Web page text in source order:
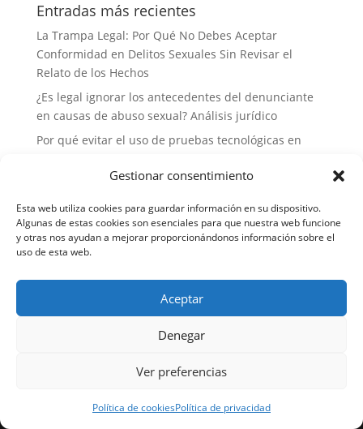
Gestionar consentimiento
Esta web utiliza cookies para guardar información en su dispositivo.
Algunas de estas cookies son esenciales para que nuestra web funcione
y otras nos ayudan a mejorar proporcionándonos información sobre el
uso de esta web.
Aceptar
Denegar
Ver preferencias
Política de cookiesPolítica de privacidad
Entradas más recientes
La Trampa Legal: Por Qué No Debes Aceptar
Conformidad en Delitos Sexuales Sin Revisar el
Relato de los Hechos
¿Es legal ignorar los antecedentes del denunciante
en causas de abuso sexual? Análisis jurídico
Por qué evitar el uso de pruebas tecnológicas en
Consideraciones legales y éticas
¿Debo Aceptar un Peritaje Psicológico Unilateral en
Casos de Acoso Sexual? Consecuencias Legales y
Estrategias de Defensa
generalistas en casos de delitos sexuales: la
importancia de la especialización
Aviso legal
Política de cookies